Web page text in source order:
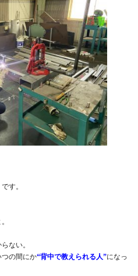
です。
ない。
の間にか“背中で教えられる人”になっ